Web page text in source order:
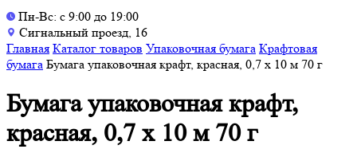
Пн-Вс: с 9:00 до 19:00
Сигнальный проезд, 16
Главная Каталог товаров Упаковочная бумага Крафтовая
бумага Бумага упаковочная крафт, красная, 0,7 х 10 м 70 г
Бумага упаковочная крафт,
красная, 0,7 х 10 м 70 г